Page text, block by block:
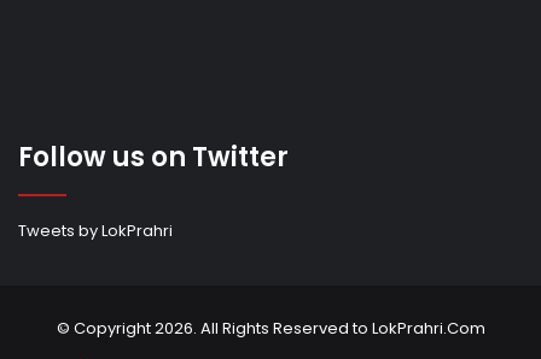
Follow us on Twitter
Tweets by LokPrahri
© Copyright 2026. All Rights Reserved to LokPrahri.Com